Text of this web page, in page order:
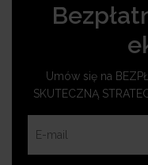
Umów się na
SKUTECZNĄ